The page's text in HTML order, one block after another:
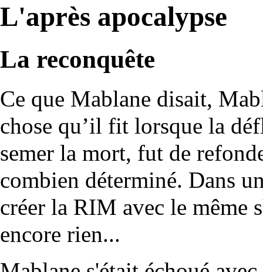
L'après apocalypse
La reconquête
Ce que Mablane disait,
chose qu’il fit lorsque la
semer la mort, fut de
combien déterminé. Dans
créer la RIM avec le même
encore rien...